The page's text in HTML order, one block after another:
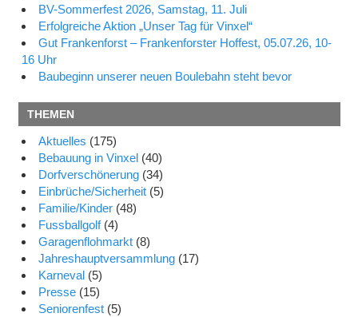
BV-Sommerfest 2026, Samstag, 11. Juli
Erfolgreiche Aktion „Unser Tag für Vinxel“
Gut Frankenforst – Frankenforster Hoffest, 05.07.26, 10-
16 Uhr
Baubeginn unserer neuen Boulebahn steht bevor
THEMEN
Aktuelles (175)
Bebauung in Vinxel (40)
Dorfverschönerung (34)
Einbrüche/Sicherheit (5)
Familie/Kinder (48)
Fussballgolf(4)
Garagenflohmarkt (8)
Jahreshauptversammlung (17)
Karneval (5)
Presse (15)
Seniorenfest (5)